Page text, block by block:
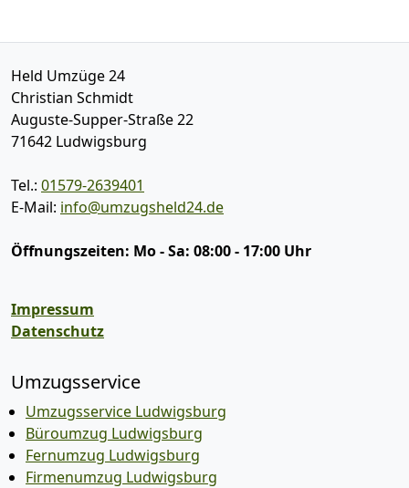
Held Umzüge 24
Christian Schmidt
Auguste-Supper-Straße 22
71642 Ludwigsburg
Tel.: 01579-2639401
E-Mail: info@umzugsheld24.de
Öffnungszeiten: Mo - Sa: 08:00 - 17:00 Uhr
Impressum
Datenschutz
Umzugsservice
Umzugsservice Ludwigsburg
Büroumzug Ludwigsburg
Fernumzug Ludwigsburg
Firmenumzug Ludwigsburg